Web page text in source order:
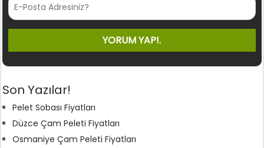
Son Yazılar!
Pelet Sobası Fiyatları
Düzce Çam Peleti Fiyatları
Osmaniye Çam Peleti Fiyatları